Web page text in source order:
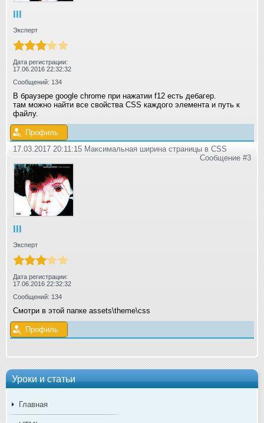
Уроки и статьи
Главная
lll
Эксперт
Дата регистрации:
17.06.2016 22:32:32
Сообщений: 134
В браузере google chrome при нажатии f12 есть дебагер.
там можно найти все свойства CSS каждого элемента и путь к
файлу.
Профиль
17.03.2017 20:11:15 Максимальная ширина страницы в CSS
Сообщение #3
lll
Эксперт
Дата регистрации:
17.06.2016 22:32:32
Сообщений: 134
Смотри в этой папке assets\theme\css
Профиль